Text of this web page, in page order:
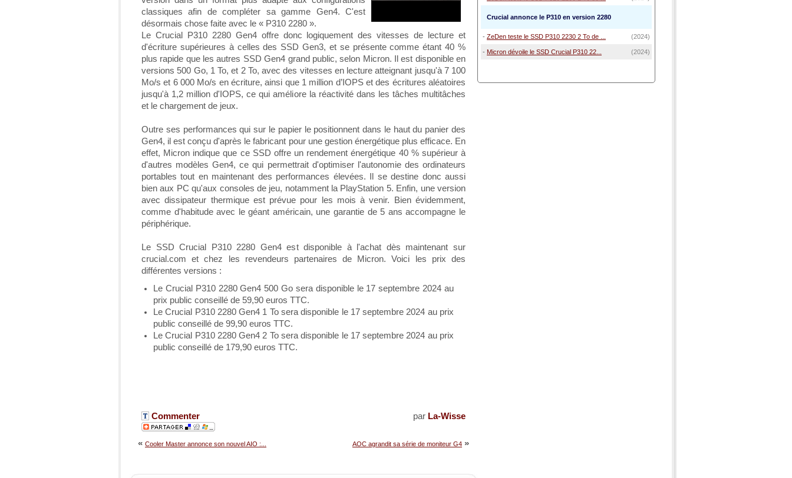
classiques afin de compléter sa gamme Gen4. C'est
désormais chose faite avec le « P310 2280 ».
Le Crucial P310 2280 Gen4 offre donc logiquement des vitesses de lecture et
d'écriture supérieures à celles des SSD Gen3, et se présente comme étant 40 %
plus rapide que les autres SSD Gen4 grand public, selon Micron. Il est disponible en
versions 500 Go, 1 To, et 2 To, avec des vitesses en lecture atteignant jusqu'à 7 100
Mo/s et 6 000 Mo/s en écriture, ainsi que 1 million d’IOPS et des écritures aléatoires
jusqu'à 1,2 million d'IOPS, ce qui améliore la réactivité dans les tâches multitâches
et le chargement de jeux.
Outre ses performances qui sur le papier le positionnent dans le haut du panier des
Gen4, il est conçu d'après le fabricant pour une gestion énergétique plus efficace. En
effet, Micron indique que ce SSD offre un rendement énergétique 40 % supérieur à
d'autres modèles Gen4, ce qui permettrait d'optimiser l'autonomie des ordinateurs
portables tout en maintenant des performances élevées. Il se destine donc aussi
bien aux PC qu'aux consoles de jeu, notamment la PlayStation 5. Enfin, une version
avec dissipateur thermique est prévue pour les mois à venir. Bien évidemment,
comme d'habitude avec le géant américain, une garantie de 5 ans accompagne le
périphérique.
Le SSD Crucial P310 2280 Gen4 est disponible à l'achat dès maintenant sur
crucial.com et chez les revendeurs partenaires de Micron. Voici les prix des
différentes versions :
Le Crucial P310 2280 Gen4 500 Go sera disponible le 17 septembre 2024 au
prix public conseillé de 59,90 euros TTC.
Le Crucial P310 2280 Gen4 1 To sera disponible le 17 septembre 2024 au prix
public conseillé de 99,90 euros TTC.
Le Crucial P310 2280 Gen4 2 To sera disponible le 17 septembre 2024 au prix
public conseillé de 179,90 euros TTC.
par La-Wisse
Commenter
AOC agrandit sa série de moniteur G4 »
« Cooler Master annonce son nouvel AIO :...
Crucial annonce le P310 en version 2280
- ZeDen teste le SSD P310 2230 2 To de ... (2024)
- Micron dévoile le SSD Crucial P310 22... (2024)